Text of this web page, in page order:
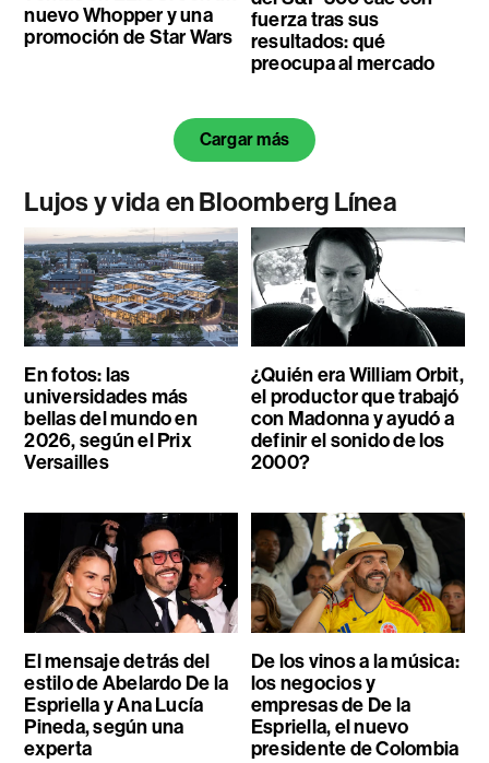
nuevo Whopper y una
promoción de Star Wars
fuerza tras sus
resultados: qué
preocupa al mercado
Cargar más
Lujos y vida en Bloomberg Línea
En fotos: las
universidades más
bellas del mundo en
2026, según el Prix
Versailles
¿Quién era William Orbit,
el productor que trabajó
con Madonna y ayudó a
definir el sonido de los
2000?
El mensaje detrás del
estilo de Abelardo De la
Espriella y Ana Lucía
Pineda, según una
experta
De los vinos a la música:
los negocios y
empresas de De la
Espriella, el nuevo
presidente de Colombia